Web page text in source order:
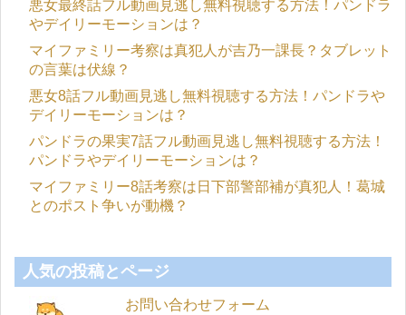
悪女最終話フル動画見逃し無料視聴する方法！パンドラ
やデイリーモーションは？
マイファミリー考察は真犯人が吉乃一課長？タブレット
の言葉は伏線？
悪女8話フル動画見逃し無料視聴する方法！パンドラや
デイリーモーションは？
パンドラの果実7話フル動画見逃し無料視聴する方法！
パンドラやデイリーモーションは？
マイファミリー8話考察は日下部警部補が真犯人！葛城
とのポスト争いが動機？
人気の投稿とページ
お問い合わせフォーム